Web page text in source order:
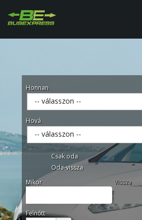
Honnan
-- válasszon --
Hová
-- válasszon --
Csak oda
Oda-vissza
Mikor
Vissza
Felnőtt